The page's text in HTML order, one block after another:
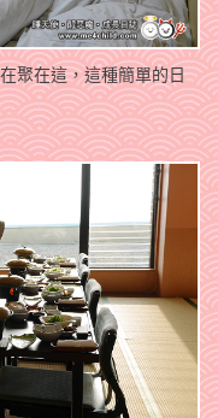
聚在這，這種簡單的日